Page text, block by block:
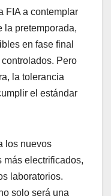
FIA a contemplar
la pretemporada,
en fase final
Pero
la tolerancia
el estándar
los nuevos
más electrificados,
laboratorios.
solo será una